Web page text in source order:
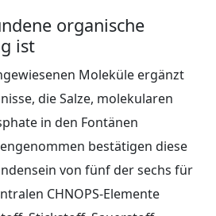
organische
ist
Moleküle ergänzt
die Salze, molekularen
in den Fontänen
bestätigen diese
von fünf der sechs für
CHNOPS-Elemente